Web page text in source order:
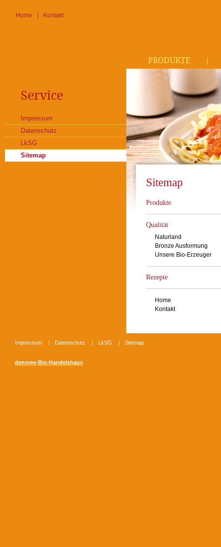
Service
Impressum
Datenschutz
LkSG
Sitemap
Sitemap
Produkte
Qualität
Naturland
Bronze Ausformung
Unsere Bio-Erzeuger
Rezepte
Home
Kontakt
PRODUKTE |
Home Kontakt
Impressum | Datenschutz | LkSG | Sitemap
dennree-Bio-Handelshaus